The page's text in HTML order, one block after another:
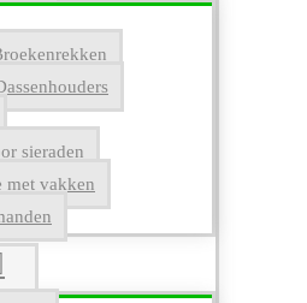
sieraden
met vakken